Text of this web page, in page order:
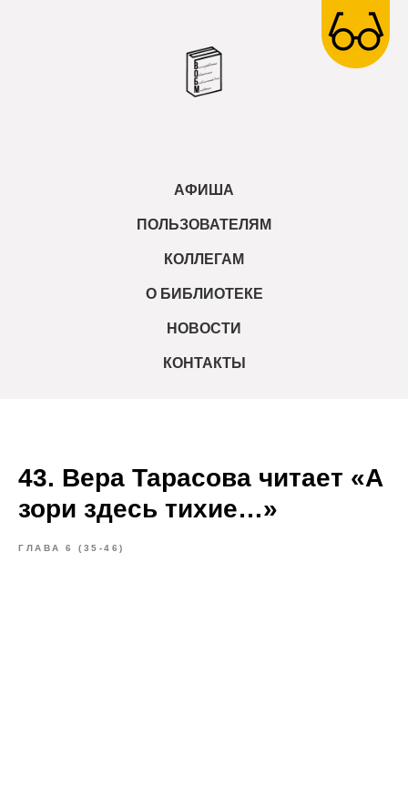
АФИША
ПОЛЬЗОВАТЕЛЯМ
КОЛЛЕГАМ
О БИБЛИОТЕКЕ
НОВОСТИ
КОНТАКТЫ
43. Вера Тарасова читает «А
зори здесь тихие…»
ГЛАВА 6 (35-46)